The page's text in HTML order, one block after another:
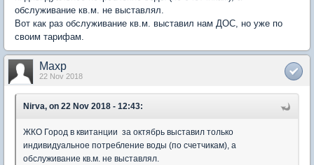
обслуживание кв.м. не выставлял.
Вот как раз обслуживание кв.м. выставил нам ДОС, но уже по
своим тарифам.
Maxp
22 Nov 2018
Nirva, on 22 Nov 2018 - 12:43:
ЖКО Город в квитанции за октябрь выставил только
индивидуальное потребление воды (по счетчикам), а
обслуживание кв.м. не выставлял.